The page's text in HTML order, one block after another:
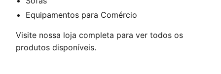
Equipamentos para Comércio
Visite nossa loja completa para ver todos os
produtos disponíveis.